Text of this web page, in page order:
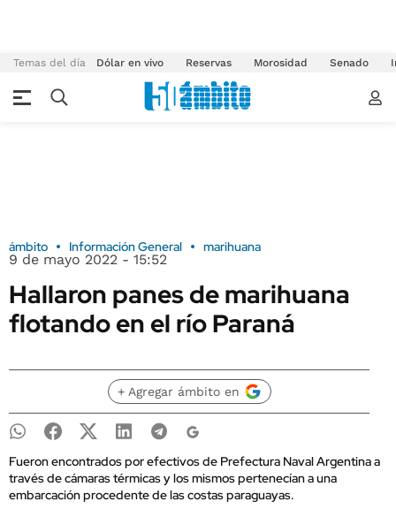
Temas del día Dólar en vivo Reservas Morosidad Senado
ámbito Información General marihuana
9 de mayo 2022 - 15:52
Hallaron panes de marihuana
flotando en el río Paraná
+ Agregar ámbito en
Fueron encontrados por efectivos de Prefectura Naval Argentina a
través de cámaras térmicas y los mismos pertenecían a una
embarcación procedente de las costas paraguayas.